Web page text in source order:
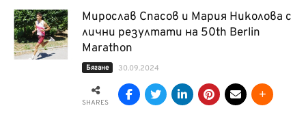
Мирослав Спасов и Мария Николова с
лични резултати на 50th Berlin
Marathon
Бягане 30.09.2024
SHARES